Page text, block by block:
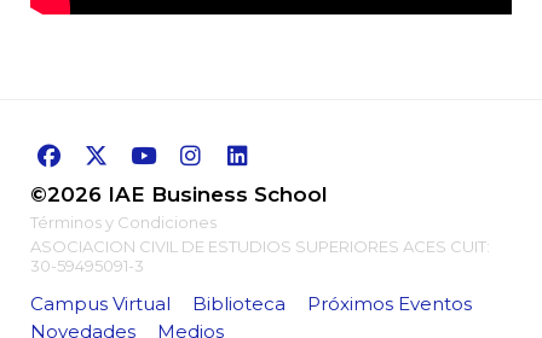
©2026 IAE Business School
Términos y Condiciones
ASOCIACION CIVIL DE ESTUDIOS SUPERIORES ACES CUIT:
30-59495091-3
Campus Virtual Biblioteca
Próximos Eventos
Novedades
Medios